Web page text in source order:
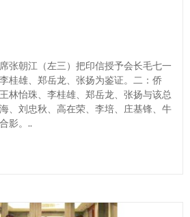
张朝江（左三）把印信授予会长毛七一
桂雄、郑岳龙、张扬为鉴证。二：侨
林怡珠、李桂雄、郑岳龙、张扬与该总
、刘忠秋、高在荣、李培、庄基锋、牛
影。..